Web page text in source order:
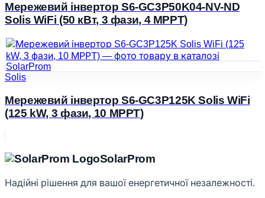
Мережевий інвертор S6-GC3P50K04-NV-ND
Solis WiFi (50 кВт, 3 фази, 4 MPPT)
Solis
Мережевий інвертор S6-GC3P125K Solis WiFi
(125 kW, 3 фази, 10 МРРТ)
SolarProm
Надійні рішення для вашої енергетичної незалежності.